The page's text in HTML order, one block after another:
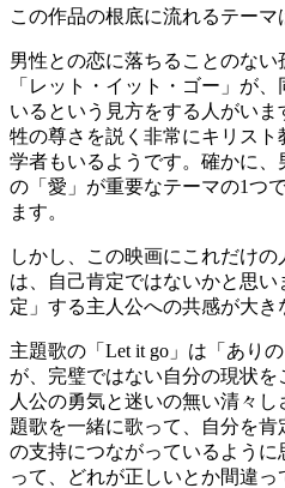
この作品の根底に流れるテーマ
男性との恋に落ちることのない
「レット・イット・ゴー」が
いるという見方をする人がい
牲の尊さを説く非常にキリス
学者もいるようです。確かに
の「愛」が重要なテーマの1つ
ます。
しかし、この映画にこれだけ
は、自己肯定ではないかと思
定」する主人公への共感が大き
主題歌の「Let it go」は「あり
が、完璧ではない自分の現状
人公の勇気と迷いの無い清々
題歌を一緒に歌って、自分を
の支持につながっているよう
って、どれが正しいとか間違